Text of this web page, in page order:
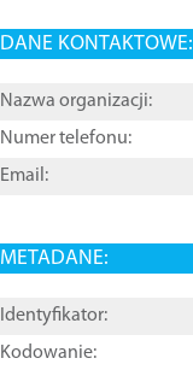
DANE KONTAKTOWE:
Nazwa organizacji:
Numer telefonu:
Email:
METADANE:
Identyfikator:
Kodowanie: